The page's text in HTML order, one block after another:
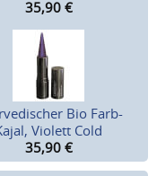
35,90 €
Bio Farb-
Violett Cold
35,90 €